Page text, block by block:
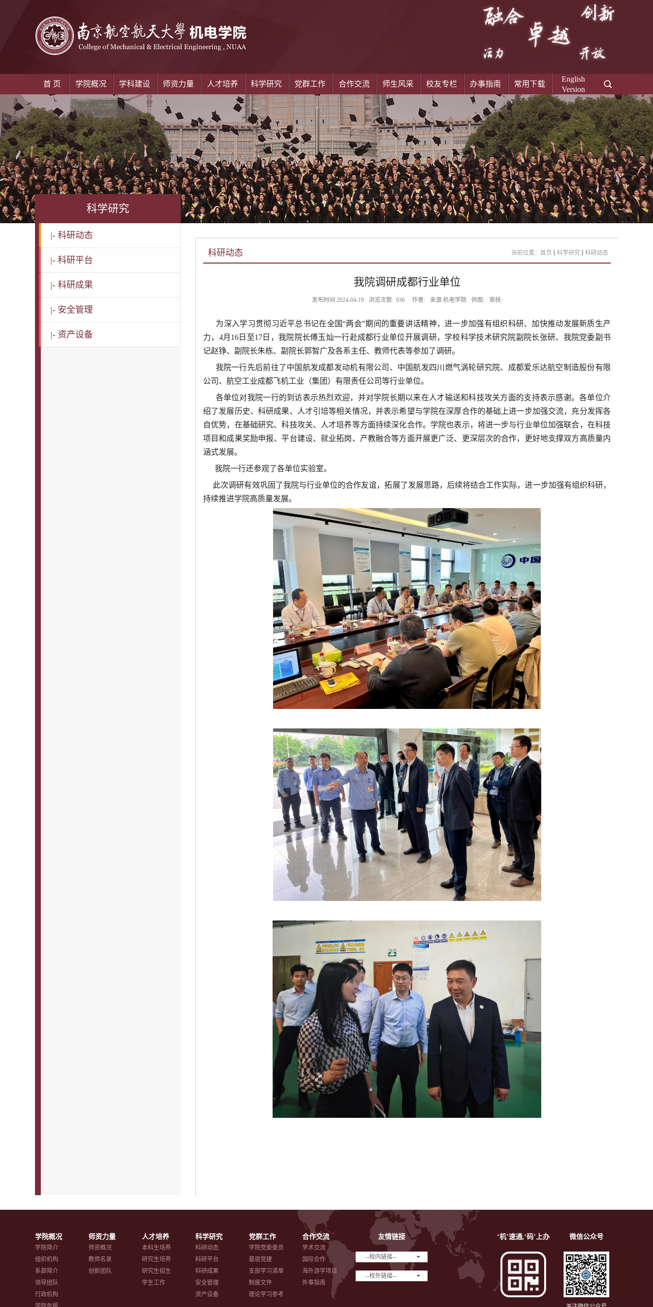
首 页 学院概况 学科建设 师资力量 人才培养 科学研究 党群工作 合作交流 师生风采 校友专栏 办事指南 常用下载
English
Version
科学研究
|- 科研动态
|- 科研平台
|- 科研成果
|- 安全管理
|- 资产设备
科研动态 当前位置： 首页 科学研究 科研动态
我院调研成都行业单位
发布时间:2024-04-19 浏览次数: 936 作者: 来源:机电学院 供图: 审核:
为深入学习贯彻习近平总书记在全国“两会”期间的重要讲话精神，进一步加强有组织科研、加快推动发展新质生产
力， 4月 16 日至17 日，我院院长傅玉灿一行赴成都行业单位开展调研，学校科学技术研究院副院长张研、我院党委副书
记赵铮、副院长朱栋、副院长郭智广及各系主任、教师代表等参加了调研。
我院一行先后前往了中国航发成都发动机有限公司、中国航发四川燃气涡轮研究院、成都爱乐达航空制造股份有限
公司、航空工业成都飞机工业（集团）有限责任公司等行业单位。
各单位对我院一行的到访表示热烈欢迎，并对学院长期以来在人才输送和科技攻关方面的支持表示感谢。各单位介
绍了发展历史、科研成果、人才引培等相关情况，并表示希望与学院在深厚合作的基础上进一步加强交流，充分发挥各
自优势，在基础研究、科技攻关、人才培养等方面持续深化合作。学院也表示，将进一步与行业单位加强联合，在科技
项目和成果奖励申报、平台建设、就业拓岗、产教融合等方面开展更广泛、更深层次的合作，更好地支撑双方高质量内
涵式发展。
我院一行还参观了各单位实验室。
此次调研有效巩固了我院与行业单位的合作友谊，拓展了发展思路，后续将结合工作实际，进一步加强有组织科研，
持续推进学院高质量发展。
学院概况
学院简介
组织机构
系部简介
领导团队
行政机构
师资力量
师资概况
教师名录
创新团队
人才培养
本科生培养
研究生培养
研究生招生
学生工作
科学研究
科研动态
科研平台
科研成果
安全管理
资产设备
党群工作
学院党委委员
基层党建
支部学习清单
制度文件
理论学习参考
合作交流
学术交流
国际合作
海外游学项目
外事指南
友情链接
--校内链接--
--校外链接--
微信公众号
‘机’速通,‘码’上办